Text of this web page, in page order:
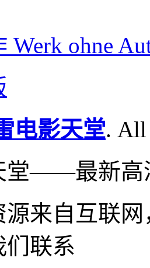
Werk ohne
电影天堂. All
堂——最新高
源来自互联
们联系